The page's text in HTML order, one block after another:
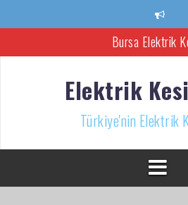
Bursa Elektrik
Türkiye’nin Elektrik
İzmir Elektrik
Elektrik
Türkiye'nin Elektrik